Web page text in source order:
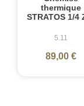
thermique
STRATOS 1/4
5.11
89,00 €